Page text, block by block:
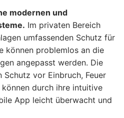
modernen und
Im privaten Bereich
umfassenden Schutz für
können problemlos an die
angepasst werden. Die
Schutz vor Einbruch, Feuer
können durch ihre intuitive
App leicht überwacht und